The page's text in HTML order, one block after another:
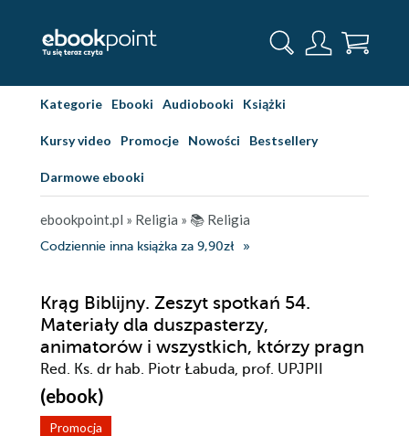
Kategorie Ebooki Audiobooki Książki
Kursy video Promocje Nowości Bestsellery
Darmowe ebooki
ebookpoint.pl » Religia » 📚 Religia
Codziennie inna książka za 9,90zł
Krąg Biblijny. Zeszyt spotkań 54.
Materiały dla duszpasterzy,
animatorów i wszystkich, którzy pragn
Red. Ks. dr hab. Piotr Łabuda, prof. UPJPII
(ebook)
Promocja